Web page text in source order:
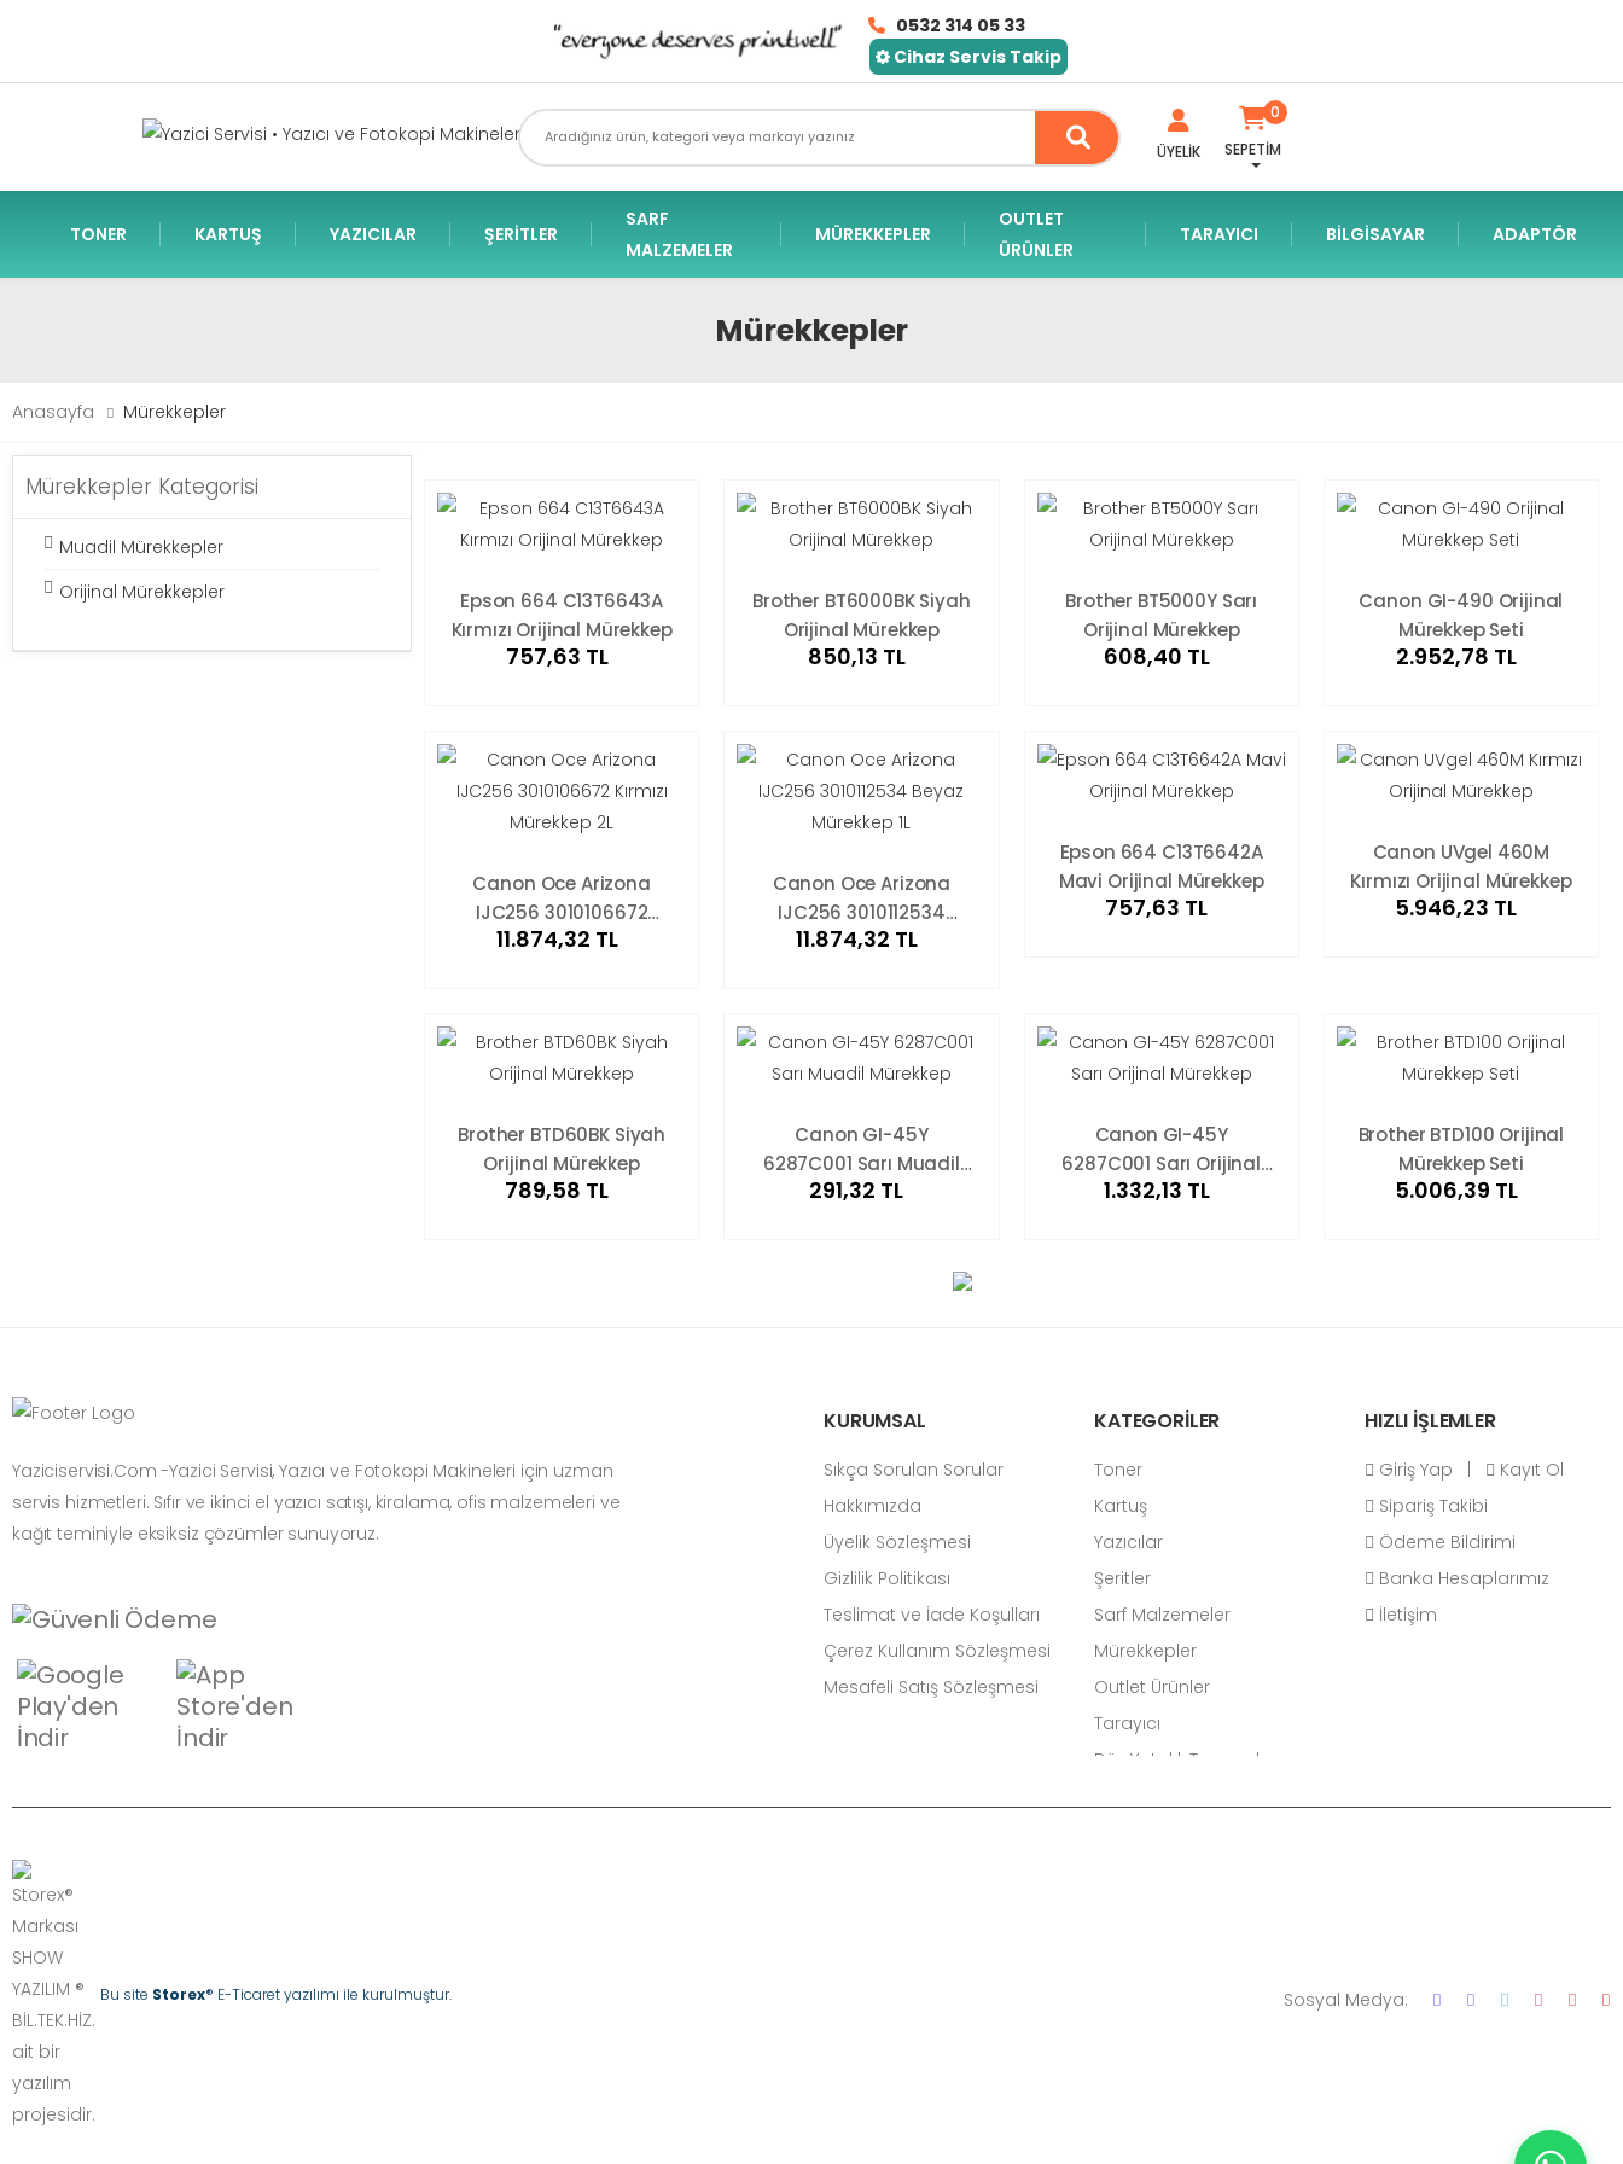
0532 314 05 33
Cihaz Servis Takip
ÜYELİK SEPETİM
0
TONER KARTUŞ YAZICILAR ŞERITLER
SARF
MALZEMELER
MÜREKKEPLER
OUTLET
ÜRÜNLER
TARAYICI BILGISAYAR ADAPTÖR
Mürekkepler
Anasayfa Mürekkepler
Mürekkepler Kategorisi
Muadil Mürekkepler
Orijinal Mürekkepler
Epson 664 C13T6643A
Kırmızı Orijinal Mürekkep
757,63 TL
Brother BT6000BK Siyah
Orijinal Mürekkep
850,13 TL
Brother BT5000Y Sarı
Orijinal Mürekkep
608,40 TL
Canon GI-490 Orijinal
Mürekkep Seti
2.952,78 TL
Canon Oce Arizona
IJC256 3010106672
Kırmızı Mürekkep 2L
11.874,32 TL
Canon Oce Arizona
IJC256 3010112534
Beyaz Mürekkep 1L
11.874,32 TL
Epson 664 C13T6642A
Mavi Orijinal Mürekkep
757,63 TL
Canon UVgel 460M
Kırmızı Orijinal Mürekkep
5.946,23 TL
Brother BTD60BK Siyah
Orijinal Mürekkep
789,58 TL
Canon GI-45Y
6287C001 Sarı Muadil
Mürekkep
291,32 TL
Canon GI-45Y
6287C001 Sarı Orijinal
Mürekkep
1.332,13 TL
Brother BTD100 Orijinal
Mürekkep Seti
5.006,39 TL
Yaziciservisi.Com -Yazici Servisi, Yazıcı ve Fotokopi Makineleri için uzman
servis hizmetleri. Sıfır ve ikinci el yazıcı satışı, kiralama, ofis malzemeleri ve
kağıt teminiyle eksiksiz çözümler sunuyoruz.
KURUMSAL
Sıkça Sorulan Sorular
Hakkımızda
Üyelik Sözleşmesi
Gizlilik Politikası
Teslimat ve İade Koşulları
Çerez Kullanım Sözleşmesi
Mesafeli Satış Sözleşmesi
KATEGORİLER
Toner
Kartuş
Yazıcılar
Şeritler
Sarf Malzemeler
Mürekkepler
Outlet Ürünler
Tarayıcı
Düz Yataklı Tarayıcılar
HIZLI İŞLEMLER
Giriş Yap
Kayıt Ol
Sipariş Takibi
Ödeme Bildirimi
Banka Hesaplarımız
İletişim
Bu site Storex® E-Ticaret yazılımı ile kurulmuştur. Sosyal Medya: